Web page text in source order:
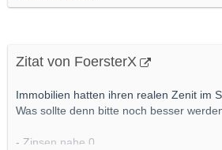
Zitat von FoersterX
Immobilien hatten ihren realen Zenit im
Was sollte denn bitte noch besser
- Zinsen nahe 0